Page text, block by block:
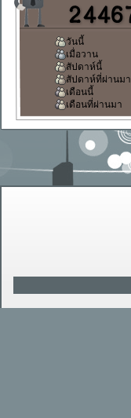
วันนี้
เมื่อวาน
สัปดาห์นี้
สัปดาห์ที่ผ่านมา
เดือนนี้
เดือนที่ผ่านมา